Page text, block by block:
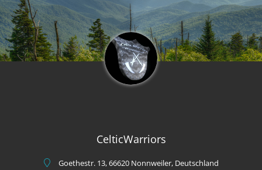
CelticWarriors
Goethestr. 13, 66620 Nonnweiler, Deutschland